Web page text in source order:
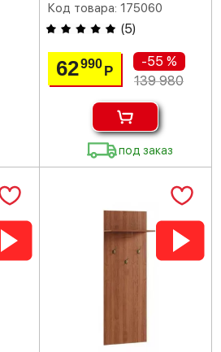
Код товара: 175060
(5)
62990 Р
-55 %
139 980
под заказ